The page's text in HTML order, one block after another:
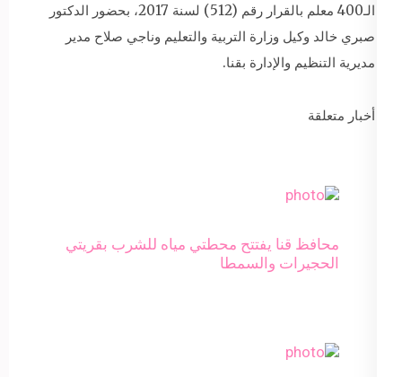
الـ400 معلم بالقرار رقم (512) لسنة 2017، بحضور الدكتور
صبري خالد وكيل وزارة التربية والتعليم وناجي صلاح مدير
مديرية التنظيم والإدارة بقنا.
أخبار متعلقة
محافظ قنا يفتتح محطتي مياه للشرب بقريتي
الحجيرات والسمطا